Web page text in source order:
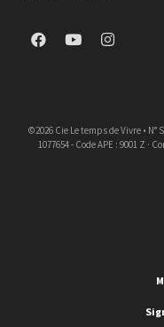
©2026 Cie Le temps de Vivre • N°
1077654 - Code APE : 9001 Z ·